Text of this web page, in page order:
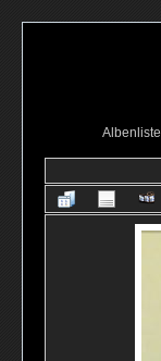
Albenliste